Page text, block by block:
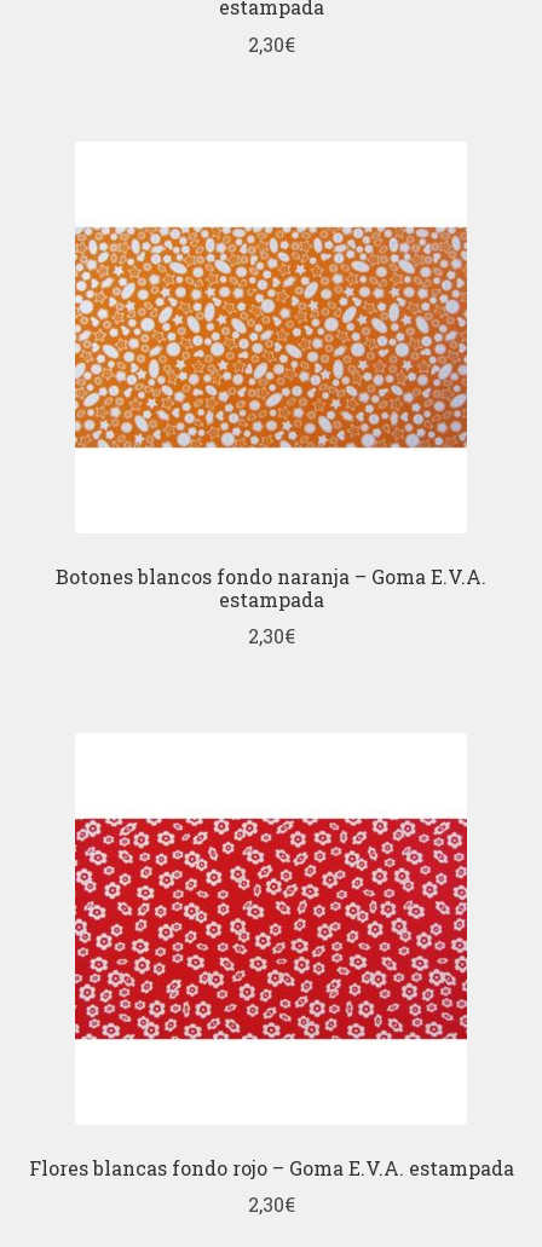
estampada
2,30€
Botones blancos fondo naranja – Goma E.V.A.
estampada
2,30€
Flores blancas fondo rojo – Goma E.V.A. estampada
2,30€